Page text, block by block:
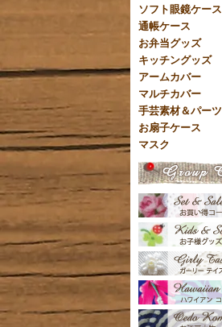
ソフト眼鏡ケース
通帳ケース
お弁当グッズ
キッチングッズ
アームカバー
マルチカバー
手芸素材＆パーツ
お扇子ケース
マスク